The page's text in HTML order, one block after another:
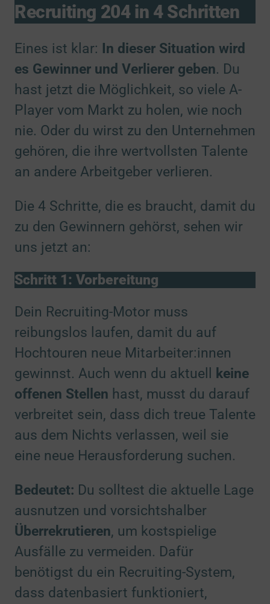
Recruiting 204 in 4 Schritten
Eines ist klar: In dieser Situation wird
es Gewinner und Verlierer geben. Du
hast jetzt die Möglichkeit, so viele A-
Player vom Markt zu holen, wie noch
nie. Oder du wirst zu den Unternehmen
gehören, die ihre wertvollsten Talente
an andere Arbeitgeber verlieren.
Die 4 Schritte, die es braucht, damit du
zu den Gewinnern gehörst, sehen wir
uns jetzt an:
Schritt 1: Vorbereitung
Dein Recruiting-Motor muss
reibungslos laufen, damit du auf
Hochtouren neue Mitarbeiter:innen
gewinnst. Auch wenn du aktuell
keine
offenen Stellen hast, musst du darauf
verbreitet sein, dass dich treue Talente
aus dem Nichts verlassen, weil sie
eine neue Herausforderung suchen.
Bedeutet: Du solltest die aktuelle Lage
ausnutzen und vorsichtshalber
Überrekrutieren, um kostspielige
Ausfälle zu vermeiden. Dafür
benötigst du ein Recruiting-System,
dass datenbasiert funktioniert,